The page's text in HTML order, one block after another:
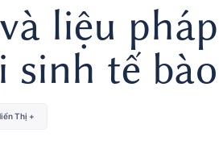
liệu
sinh tế bào
Thị +